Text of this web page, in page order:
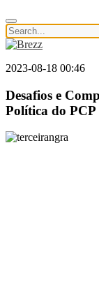
2023-08-18 00:46
Desafios e
Política do